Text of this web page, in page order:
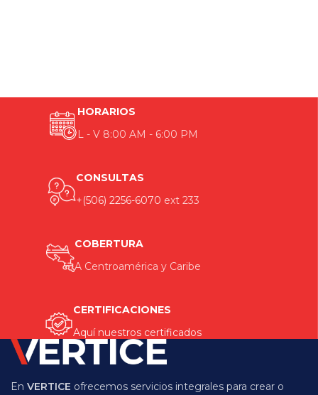
HORARIOS
L - V 8:00 AM - 6:00 PM
CONSULTAS
+(506) 2256-6070 ext 233
COBERTURA
A Centroamérica y Caribe
CERTIFICACIONES
Aquí nuestros certificados
En VERTICE ofrecemos servicios integrales para crear o